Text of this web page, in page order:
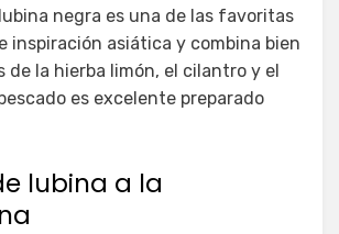
negra es una de las favoritas
inspiración asiática y combina bien
de la hierba limón, el cilantro y el
es excelente preparado
lubina a la